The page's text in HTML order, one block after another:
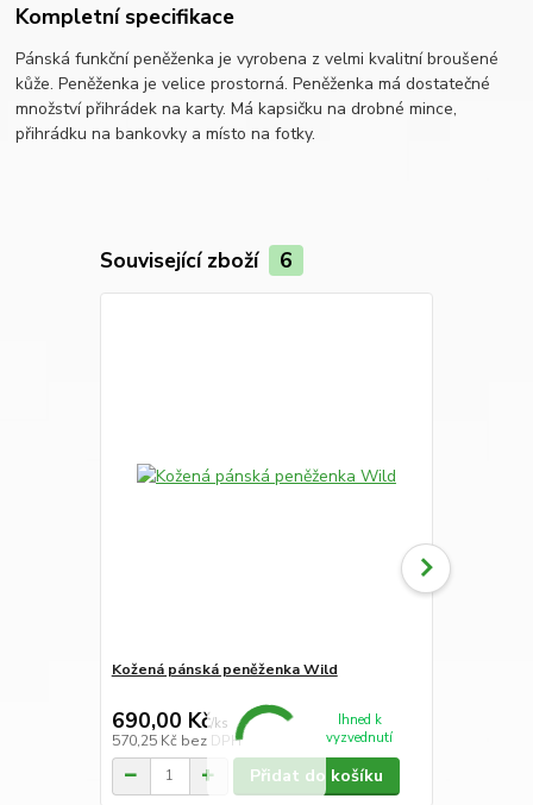
Kompletní specifikace
Pánská funkční peněženka je vyrobena z velmi kvalitní broušené
kůže. Peněženka je velice prostorná. Peněženka má dostatečné
množství přihrádek na karty. Má kapsičku na drobné mince,
přihrádku na bankovky a místo na fotky.
Související zboží 6
Kožená pánská peněženka Wild
690,00 Kč/ks
570,25 Kč bez DPH
Ihned k
vyzvednutí
Přidat do košíku